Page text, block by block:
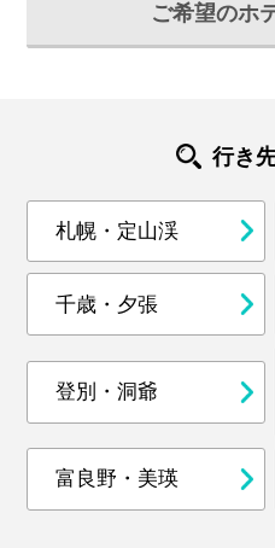
ご希望のホ
行き
札幌・定山渓
千歳・夕張
登別・洞爺
富良野・美瑛